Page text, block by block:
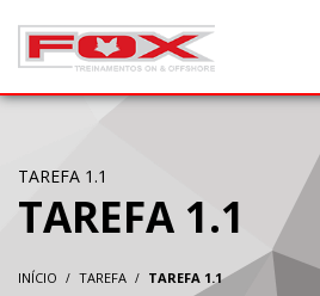
TAREFA 1.1
TAREFA 1.1
INÍCIO TAREFA TAREFA 1.1